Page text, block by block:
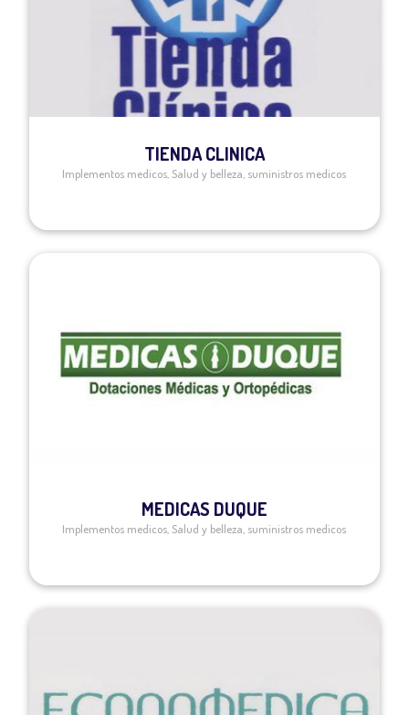
TIENDA CLINICA
Implementos medicos,Salud y belleza, suministros medicos
MEDICAS DUQUE
Implementos medicos ,Salud y belleza suministros medicos